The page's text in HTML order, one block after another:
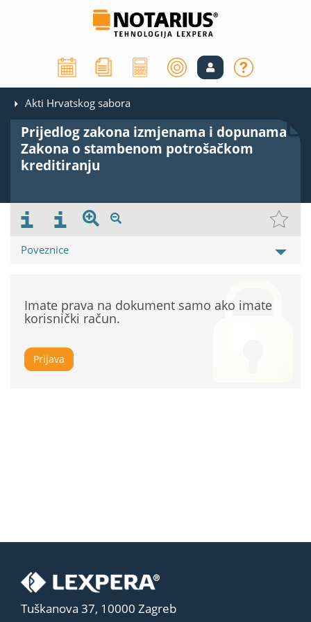
Akti Hrvatskog sabora
Prijedlog zakona izmjenama i dopunama
Zakona o stambenom potrošačkom
kreditiranju
Poveznice
Imate prava na dokument samo ako imate
korisnički račun.
Prijava
Tuškanova 37, 10000 Zagreb